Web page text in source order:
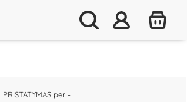
PRISTATYMAS per -